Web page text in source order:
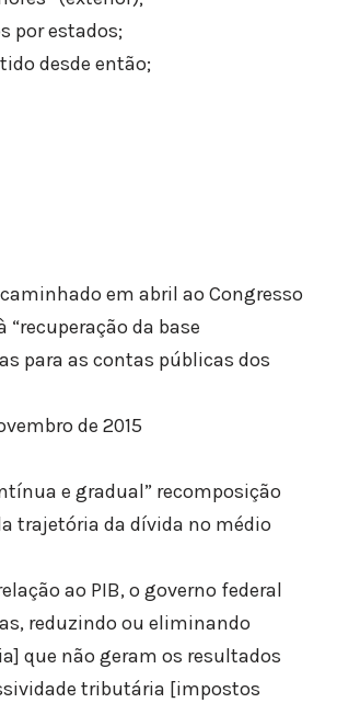
por estados;
desde então;
em abril ao Congresso
da base
para as contas públicas dos
de 2015
e gradual” recomposição
trajetória da dívida no médio
ao PIB, o governo federal
reduzindo ou eliminando
que não geram os resultados
tributária [impostos